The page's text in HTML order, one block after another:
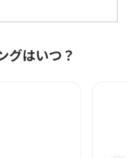
グはいつ？